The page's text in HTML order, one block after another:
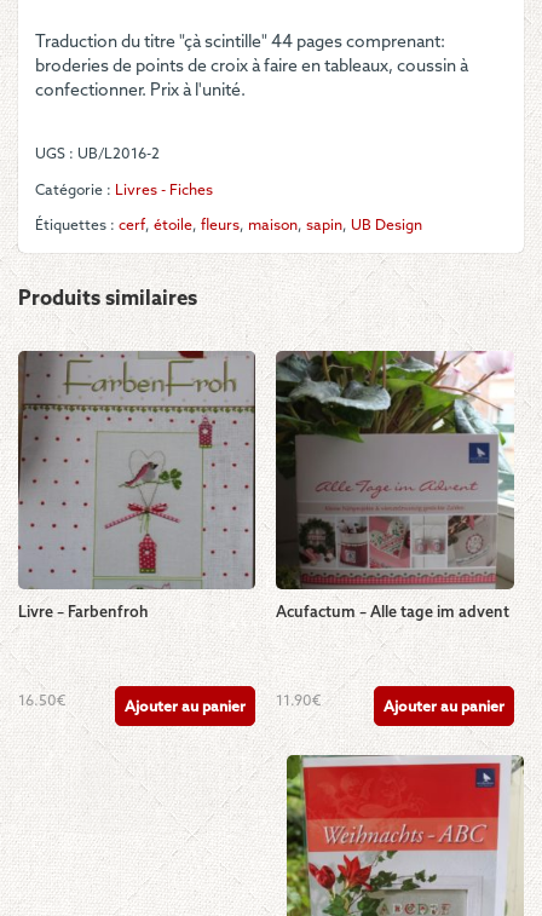
-
Livre
"Es
Traduction du titre "çà scintille" 44 pages comprenant:
broderies de points de croix à faire en tableaux, coussin à
confectionner. Prix à l'unité.
UGS : UB/L2016-2
Catégorie : Livres - Fiches
Étiquettes : cerf, étoile, fleurs, maison, sapin, UB Design
Produits similaires
Livre – Farbenfroh
16.50€ Ajouter au panier
Acufactum – Alle tage im advent
11.90€ Ajouter au panier